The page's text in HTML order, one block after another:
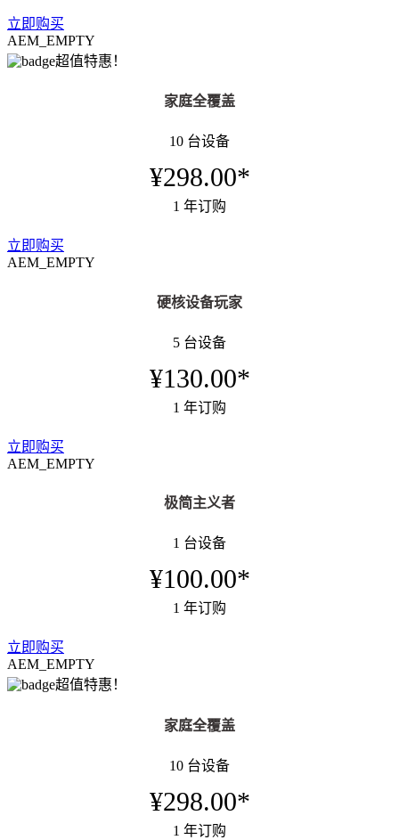
立即购买
AEM_EMPTY
超值特惠！
家庭全覆盖
10 台设备
¥298.00*
1 年订购
立即购买
AEM_EMPTY
硬核设备玩家
5 台设备
¥130.00*
1 年订购
立即购买
AEM_EMPTY
极简主义者
1 台设备
¥100.00*
1 年订购
立即购买
AEM_EMPTY
超值特惠！
家庭全覆盖
10 台设备
¥298.00*
1 年订购